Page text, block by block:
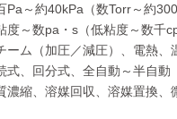
Pa～約40kPa（数Torr～約
度～数pa・s（低粘度～数千cp
ーム（加圧／減圧）、電熱、
式、回分式、全自動～半自動
濃縮、溶媒回収、溶媒置換